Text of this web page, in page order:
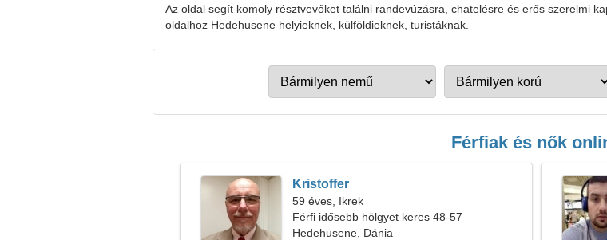
Az oldal segít komoly résztvevőket találni randevúzásra, chatelésre és erős szerelmi
oldalhoz Hedehusene helyieknek, külföldieknek, turistáknak.
Férfiak és nők
Kristoffer
59 éves, Ikrek
Férfi idősebb hölgyet keres 48-57
Hedehusene, Dánia